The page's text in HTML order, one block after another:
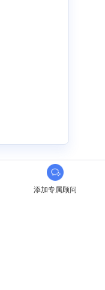
添加专属顾问